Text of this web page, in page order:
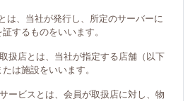
は、当社が発行し、所定のサーバーに
するものをいいます。
扱店とは、当社が指定する店舗（以下
は施設をいいます。
ービスとは、会員が取扱店に対し、物